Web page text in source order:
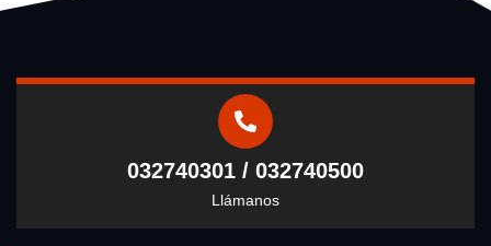
032740301 / 032740500
Llámanos